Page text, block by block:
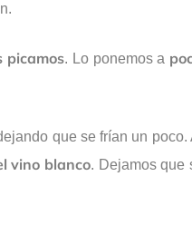
picamos. Lo ponemos a
que se frían un poco.
vino blanco. Dejamos que